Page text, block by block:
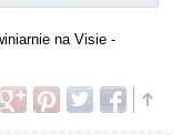
na Visie -